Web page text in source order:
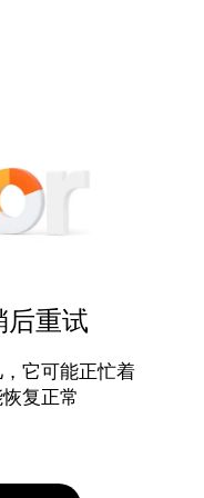
后重试
它可能正忙着
复正常